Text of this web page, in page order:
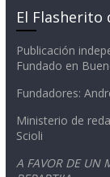
El Flasherito
Publicación
Fundado en
Fundadores:
Ministerio de
Scioli
A FAVOR DE UN